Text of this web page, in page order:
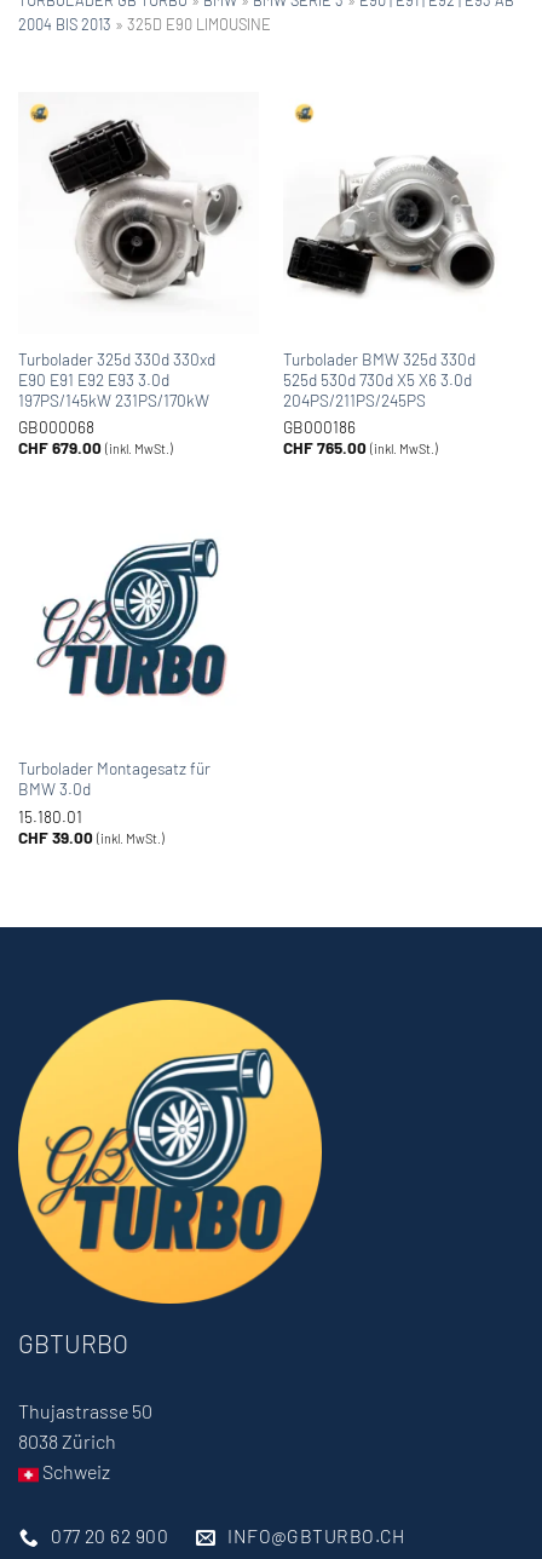
2004 BIS 2013 » 325D E90 LIMOUSINE
Turbolader 325d 330d 330xd
E90 E91 E92 E93 3.0d
197PS/145kW 231PS/170kW
GB000068
CHF679.00 (inkl. MwSt.)
Turbolader BMW 325d 330d
525d 530d 730d X5 X6 3.0d
204PS/211PS/245PS
GB000186
CHF765.00 (inkl. MwSt.)
Turbolader Montagesatz für
BMW 3.0d
15.180.01
CHF39.00 (inkl. MwSt.)
GBTURBO
Thujastrasse 50
8038 Zürich
Schweiz
077 20 62 900 INFO@GBTURBO.CH